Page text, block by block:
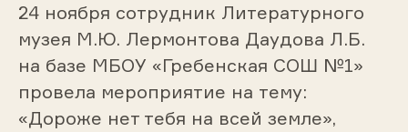
24 ноября сотрудник Литературного
музея М.Ю. Лермонтова Даудова Л.Б.
на базе МБОУ «Гребенская СОШ №1»
провела мероприятие на тему:
«Дороже нет тебя на всей земле»,